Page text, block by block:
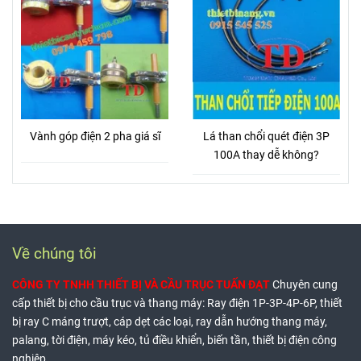
Vành góp điện 2 pha giá sĩ
Lá than chổi quét điện 3P
100A thay dễ không?
Về chúng tôi
CÔNG TY TNHH THIẾT BỊ VÀ CẦU TRỤC TUẤN ĐẠTChuyên cung
cấp thiết bị cho cầu trục và thang máy: Ray điện 1P-3P-4P-6P, thiết
bị ray C máng trượt, cáp dẹt các loại, ray dẫn hướng thang máy,
palang, tời điện, máy kéo, tủ điều khiển, biến tần, thiết bị điện công